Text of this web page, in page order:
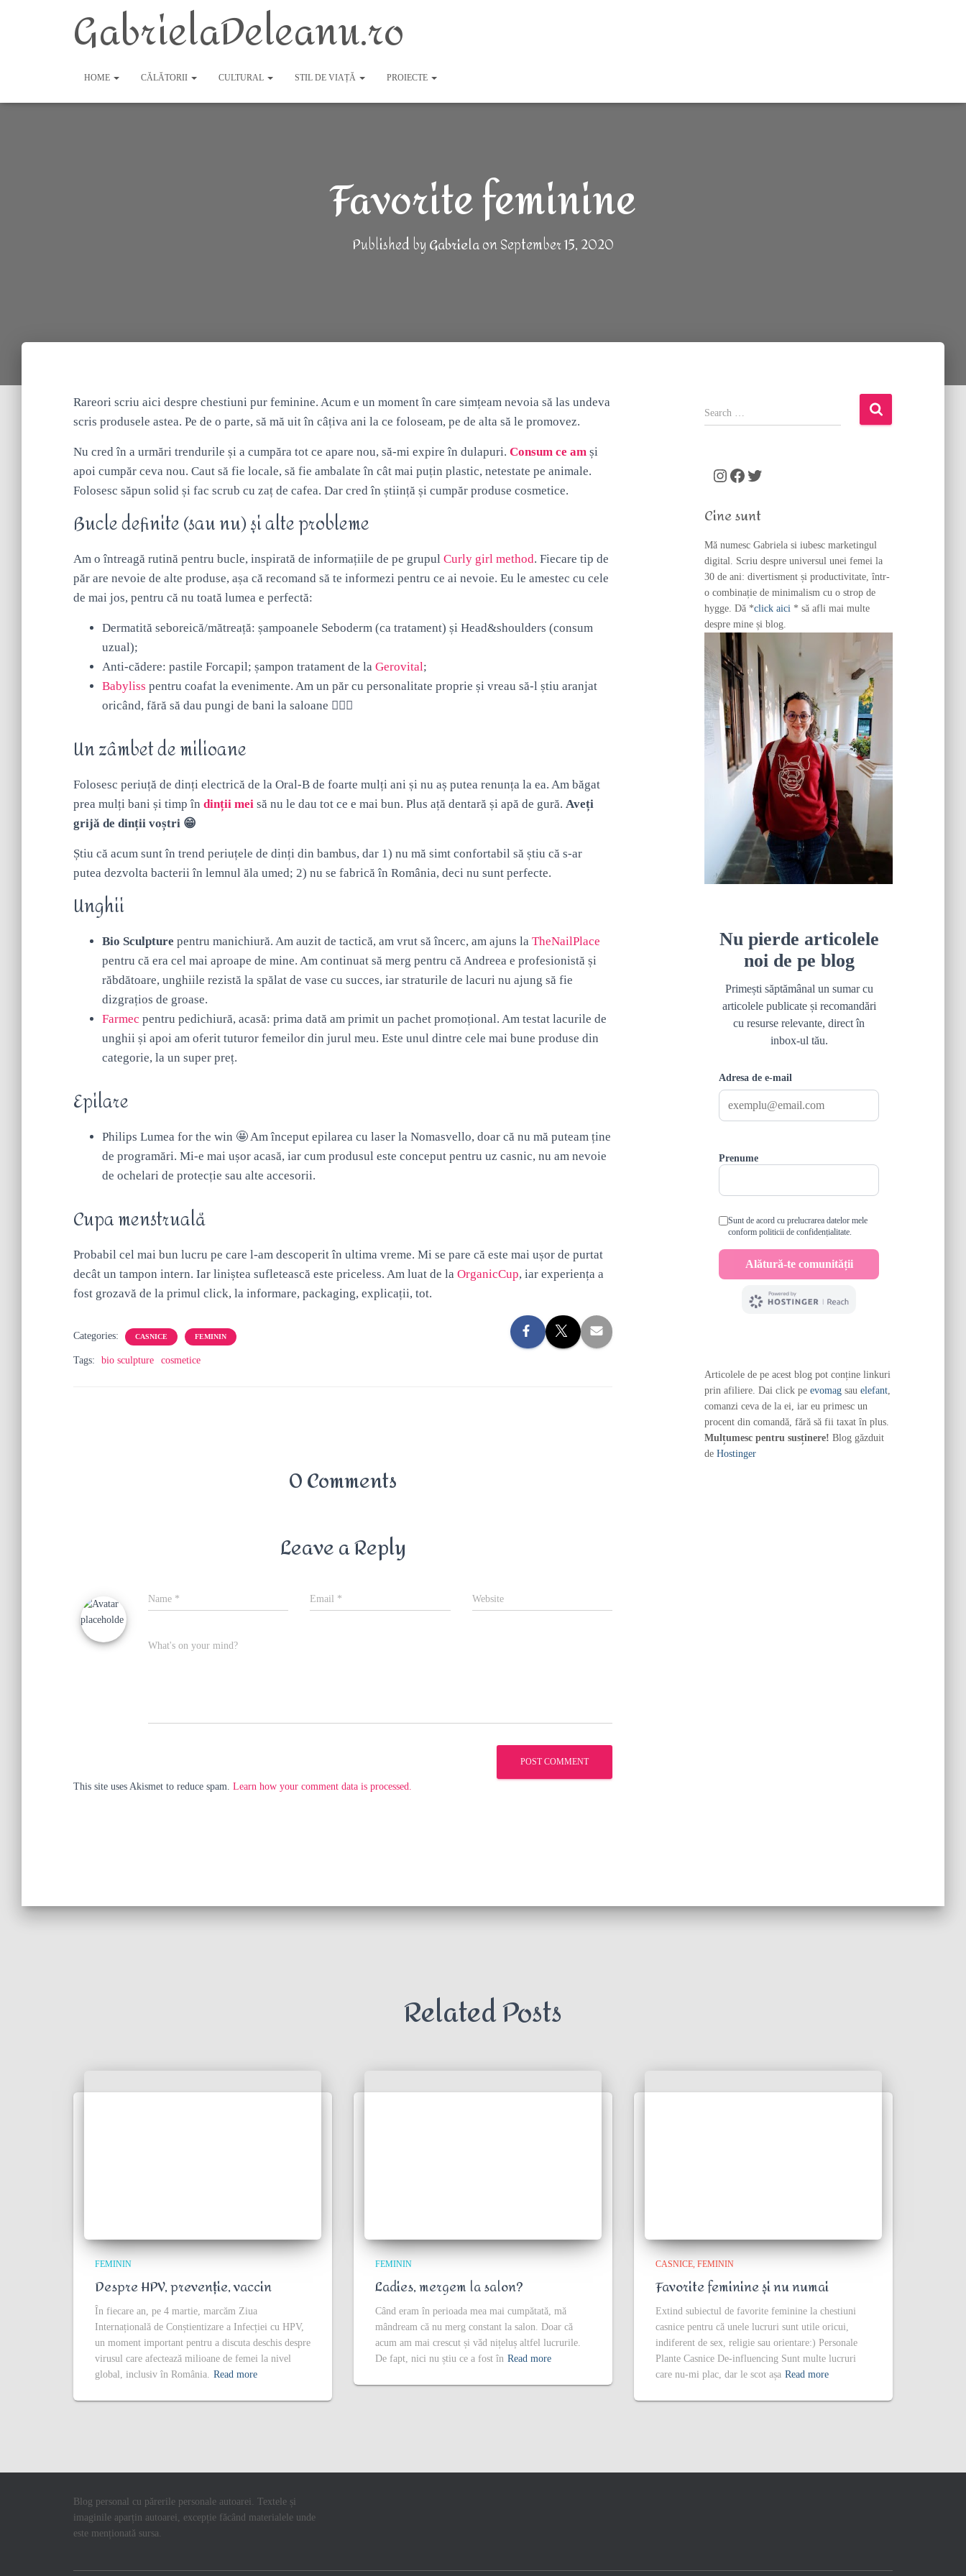
GabrielaDeleanu.ro
HOME CĂLĂTORII CULTURAL STIL DE VIAȚĂ PROIECTE
Favorite feminine
Published byGabrielaonSeptember 15, 2020
Rareori scriu aici despre chestiuni pur feminine. Acum e un moment în care simțeam nevoia să las undeva
scris produsele astea. Pe de o parte, să mă uit în câțiva ani la ce foloseam, pe de alta să le promovez.
Nu cred în a urmări trendurile și a cumpăra tot ce apare nou, să-mi expire în dulapuri. Consum ce am și
apoi cumpăr ceva nou. Caut să fie locale, să fie ambalate în cât mai puțin plastic, netestate pe animale.
Folosesc săpun solid și fac scrub cu zaț de cafea. Dar cred în știință și cumpăr produse cosmetice.
Bucle definite (sau nu) și alte probleme
Am o întreagă rutină pentru bucle, inspirată de informațiile de pe grupul Curly girl method. Fiecare tip de
păr are nevoie de alte produse, așa că recomand să te informezi pentru ce ai nevoie. Eu le amestec cu cele
de mai jos, pentru că nu toată lumea e perfectă:
Dermatită seboreică/mătreață: șampoanele Seboderm (ca tratament) și Head&shoulders (consum
uzual);
Anti-cădere: pastile Forcapil; șampon tratament de la Gerovital;
Babyliss pentru coafat la evenimente. Am un păr cu personalitate proprie și vreau să-l știu aranjat
oricând, fără să dau pungi de bani la saloane 💇🏻‍♀️
Un zâmbet de milioane
Folosesc periuță de dinți electrică de la Oral-B de foarte mulți ani și nu aș putea renunța la ea. Am băgat
prea mulți bani și timp în dinții mei să nu le dau tot ce e mai bun. Plus ață dentară și apă de gură. Aveți
grijă de dinții voștri 😁
Știu că acum sunt în trend periuțele de dinți din bambus, dar 1) nu mă simt confortabil să știu că s-ar
putea dezvolta bacterii în lemnul ăla umed; 2) nu se fabrică în România, deci nu sunt perfecte.
Unghii
Bio Sculpture pentru manichiură. Am auzit de tactică, am vrut să încerc, am ajuns la TheNailPlace
pentru că era cel mai aproape de mine. Am continuat să merg pentru că Andreea e profesionistă și
răbdătoare, unghiile rezistă la spălat de vase cu succes, iar straturile de lacuri nu ajung să fie
dizgrațios de groase.
Farmec pentru pedichiură, acasă: prima dată am primit un pachet promoțional. Am testat lacurile de
unghii și apoi am oferit tuturor femeilor din jurul meu. Este unul dintre cele mai bune produse din
categorie, la un super preț.
Epilare
Philips Lumea for the win 🤩 Am început epilarea cu laser la Nomasvello, doar că nu mă puteam ține
de programări. Mi-e mai ușor acasă, iar cum produsul este conceput pentru uz casnic, nu am nevoie
de ochelari de protecție sau alte accesorii.
Cupa menstruală
Probabil cel mai bun lucru pe care l-am descoperit în ultima vreme. Mi se pare că este mai ușor de purtat
decât un tampon intern. Iar liniștea sufletească este priceless. Am luat de la OrganicCup, iar experiența a
fost grozavă de la primul click, la informare, packaging, explicații, tot.
Categories: CASNICE FEMININ
Tags: bio sculpture cosmetice
0 Comments
Leave a Reply
Name * Email * Website
What's on your mind?
This site uses Akismet to reduce spam. Learn how your comment data is processed.
S
e
o
:
Instagram Facebook Twitter
Cine sunt
Mă numesc Gabriela si iubesc marketingul
digital. Scriu despre universul unei femei la
30 de ani: divertisment și productivitate, într-
o combinație de minimalism cu o strop de
hygge. Dă *click aici * să afli mai multe
despre mine și blog.
Articolele de pe acest blog pot conține linkuri
prin afiliere. Dai click pe evomagsau elefant,
comanzi ceva de la ei, iar eu primesc un
procent din comandă, fără să fii taxat în plus.
Mulțumesc pentru susținere! Blog găzduit
de Hostinger
Related Posts
FEMININ
Despre HPV, prevenție, vaccin
În fiecare an, pe 4 martie, marcăm Ziua
Internațională de Conștientizare a Infecției cu HPV,
un moment important pentru a discuta deschis despre
virusul care afectează milioane de femei la nivel
global, inclusiv în România. Read more
FEMININ
Ladies, mergem la salon?
Când eram în perioada mea mai cumpătată, mă
mândream că nu merg constant la salon. Doar că
acum am mai crescut și văd nițeluș altfel lucrurile.
De fapt, nici nu știu ce a fost în Read more
CASNICE FEMININ
Favorite feminine și nu numai
Extind subiectul de favorite feminine la chestiuni
casnice pentru că unele lucruri sunt utile oricui,
indiferent de sex, religie sau orientare:) Personale
Plante Casnice De-influencing Sunt multe lucruri
care nu-mi plac, dar le scot așa Read more
Blog personal cu părerile personale autoarei. Textele și
imaginile aparțin autoarei, excepție făcând materialele unde
este menționată sursa.